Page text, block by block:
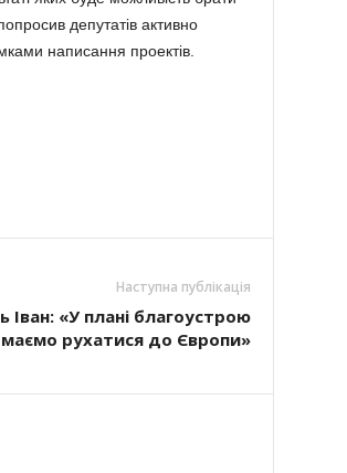
депутатів акти­в­но
напи­сання проектів.
Наступна публікація
Іван: «У плані благоустрою
маємо рухатися до Європи»